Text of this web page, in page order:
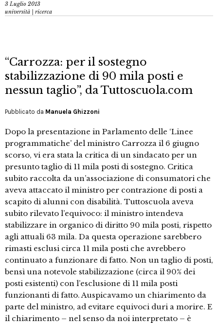
3 Luglio 2013
università | ricerca
“Carrozza: per il sostegno
stabilizzazione di 90 mila posti e
nessun taglio”, da Tuttoscuola.com
Pubblicato da Manuela Ghizzoni
Dopo la presentazione in Parlamento delle ‘Linee
programmatiche’ del ministro Carrozza il 6 giugno
scorso, vi era stata la critica di un sindacato per un
presunto taglio di 11 mila posti di sostegno. Critica
subito raccolta da un’associazione di consumatori che
aveva attaccato il ministro per contrazione di posti a
scapito di alunni con disabilità. Tuttoscuola aveva
subito rilevato l’equivoco: il ministro intendeva
stabilizzare in organico di diritto 90 mila posti, rispetto
agli attuali 63 mila. Da questa operazione sarebbero
rimasti esclusi circa 11 mila posti che avrebbero
continuato a funzionare di fatto. Non un taglio di posti,
bensì una notevole stabilizzazione (circa il 90% dei
posti esistenti) con l’esclusione di 11 mila posti
funzionanti di fatto. Auspicavamo un chiarimento da
parte del ministro, ad evitare equivoci duri a morire. E
il chiarimento – nel senso da noi interpretato – è